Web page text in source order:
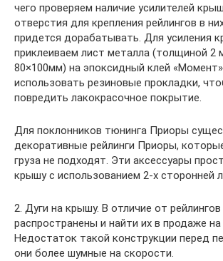
чего проверяем наличие усилителей
отверстия для крепления рейлингов в
придется дорабатывать. Для усиления
приклеиваем лист металла (толщиной 2
80×100мм) на эпоксидный клей
использовать резиновые прокладки,
повредить лакокрасочное покрытие.
Для поклонников тюнинга Приоры
декоративные рейлинги Приоры,
груза не подходят. Эти аксессуары
крышу с использованием 2-х сторонней
2. Дуги на крышу. В отличие от
распространены и найти их в продаже на
Недостаток такой конструкции перед
они более шумные на скорости.